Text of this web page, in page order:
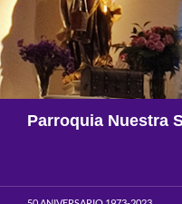
Parroquia Nuestra